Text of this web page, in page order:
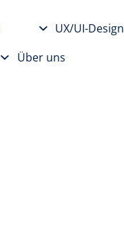
UX/UI-Design
Über uns